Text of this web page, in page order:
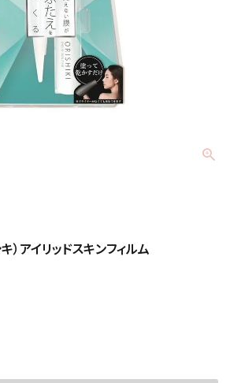
アイリッドスキンフィルム